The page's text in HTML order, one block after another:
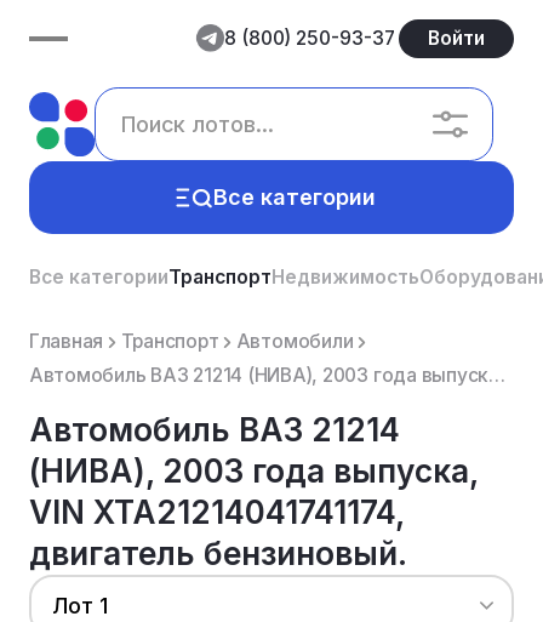
8 (800) 250-93-37 Войти
Все категории
Все категорииТранспортНедвижимость
Главная Транспорт
Автомобили
Автомобиль ВАЗ 21214 (НИВА), 2003 года выпуска, VIN XTA21214041741174, двигатель бензиновый.
Автомобиль ВАЗ 21214
(НИВА), 2003 года выпуска,
VIN XTA21214041741174,
двигатель бензиновый.
Лот 1